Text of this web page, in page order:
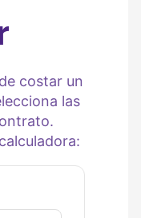
costar un
las